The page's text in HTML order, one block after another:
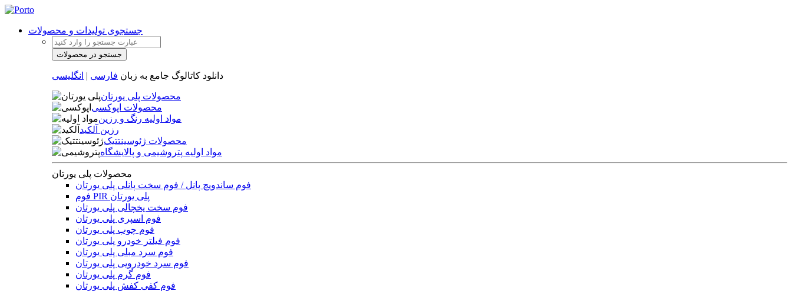
جستجوی تولیدات و محصولات
دانلود کاتالوگ جامع به زبان فارسی | انگلیسی
محصولات پلی یورتان
محصولات اپوکسی
مواد اولیه رنگ و رزین
رزین آلکید
محصولات ژئوسینتتیک
مواد اولیه پتروشیمی و پالایشگاه
محصولات پلی یورتان
فوم ساندویچ پانل / فوم سخت پانلی پلی یورتان
فوم PIR پلی یورتان
فوم سخت یخچالی پلی یورتان
فوم اسپری پلی یورتان
فوم چوب پلی یورتان
فوم فیلتر خودرو پلی یورتان
فوم سرد مبلی پلی یورتان
فوم سرد خودرویی پلی یورتان
فوم گرم پلی یورتان
فوم کفی کفش پلی یورتان